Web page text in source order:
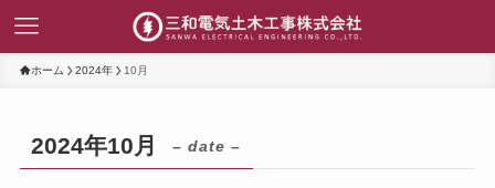
ホーム 2024年 10月
2024年10月 – date –